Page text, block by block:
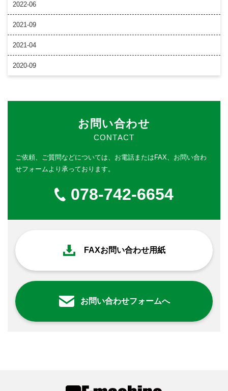
2022-06
2021-09
2021-04
2020-09
お問い合わせ
CONTACT
ご依頼、ご質問などについては、 お電話またはFAX、お問い合わ
せフォームより承っております。
078-742-6654
FAXお問い合わせ用紙
お問い合わせフォームへ